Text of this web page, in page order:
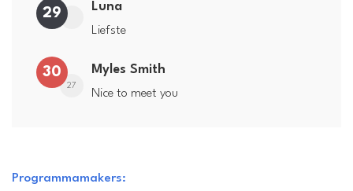
29 Luna
Liefste
30
27
Myles Smith
Nice to meet you
Programmamakers: